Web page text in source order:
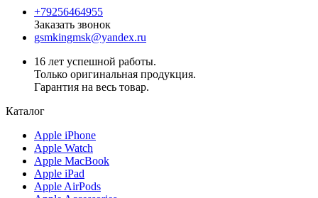
+79256464955
Заказать звонок
gsmkingmsk@yandex.ru
16 лет успешной работы.
Только оригинальная продукция.
Гарантия на весь товар.
Каталог
Apple iPhone
Apple Watch
Apple MacBook
Apple iPad
Apple AirPods